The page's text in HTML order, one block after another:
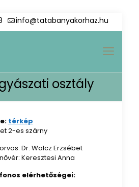
info@tatabanyakorhaz.hu
osztály
térkép
2-es szárny
Dr. Walcz Erzsébet
Keresztesi Anna
elérhetőségei: